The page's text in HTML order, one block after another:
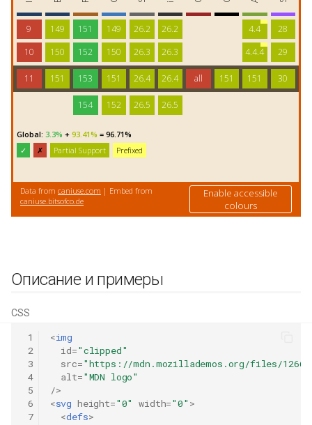
Описание и примеры
CSS
1
2
3
4
5
6
7
<img
id="clipped"
src="https://mdn.mozillademos.org/files/12668/
alt="MDN logo"
/>
<svg height="0" width="0" >
<defs>